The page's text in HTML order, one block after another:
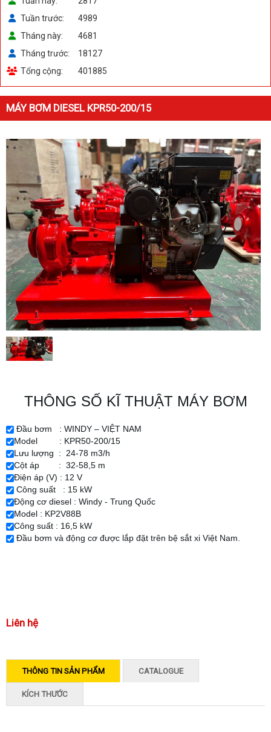
Tuần trước
4989
Tháng này
4681
Tháng trước
18127
Tổng cộng
401885
MÁY BƠM DIESEL KPR50-200/15
THÔNG SỐ KĨ THUẬT MÁY BƠM
Đầu bơm : WINDY – VIỆT NAM
Model : KPR50-200/15
Lưu lượng :
24-78 m3/h
Cột áp : 32-58,5 m
Điện áp (V) : 12 V
Công suất : 15 kW
Động cơ diesel : Windy - Trung Quốc
Model : KP2V88B
Công suất : 16,5 kW
Đầu bơm và động cơ được lắp đặt trên bệ sắt xi Việt Nam.
Liên hệ
THÔNG TIN SẢN PHẨM CATALOGUE
KÍCH THƯỚC